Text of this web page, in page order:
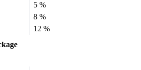
5 %
8 %
12 %